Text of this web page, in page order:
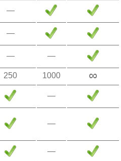
—
—
— —
250 1000 ∞
—
—
—